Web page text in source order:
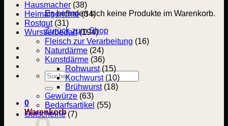
Es befinden sich keine Produkte im Warenkorb.
Zurück zum Shop
Suchen
nach:
0
Warenkorb
Hausmacher (38)
Heimatgerichte (34)
Rostgut (31)
Wurstlerbedarf (194)
Fleisch zur Verarbeitung (16)
Naturdärme (24)
Kunstdärme (36)
Rohwurst (15)
Kochwurst (10)
Brühwurst (18)
Gewürze (63)
Bedarfsartikel (55)
Gutscheine (7)